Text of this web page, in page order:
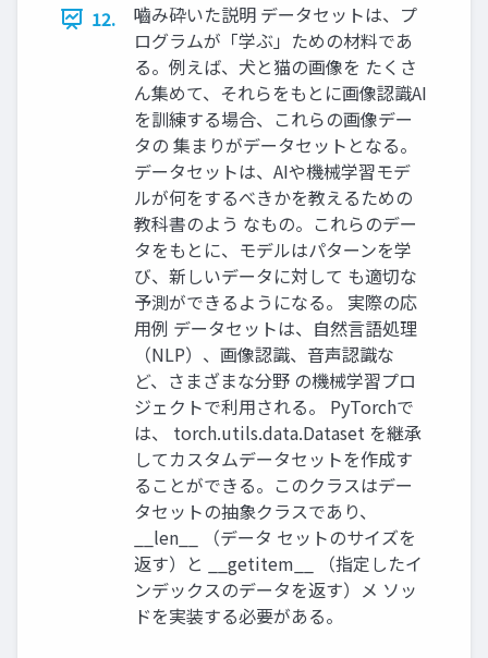
12.
嚙み砕いた説明 データセットは、プ
ログラムが「学ぶ」ための材料であ
る。例えば、犬と猫の画像を たくさ
ん集めて、それらをもとに画像認識AI
を訓練する場合、これらの画像デー
タの 集まりがデータセットとなる。
データセットは、AIや機械学習モデ
ルが何をするべきかを教えるための
教科書のよう なもの。これらのデー
タをもとに、モデルはパターンを学
び、新しいデータに対して も適切な
予測ができるようになる。 実際の応
用例 データセットは、自然言語処理
（NLP）、画像認識、音声認識な
ど、さまざまな分野 の機械学習プロ
ジェクトで利用される。 PyTorchで
は、 torch.utils.data.Dataset を継承
してカスタムデータセットを作成す
ることができる。このクラスはデー
タセットの抽象クラスであり、
__len__ （データ セットのサイズを
返す）と __getitem__ （指定したイ
ンデックスのデータを返す）メ ソッ
ドを実装する必要がある。